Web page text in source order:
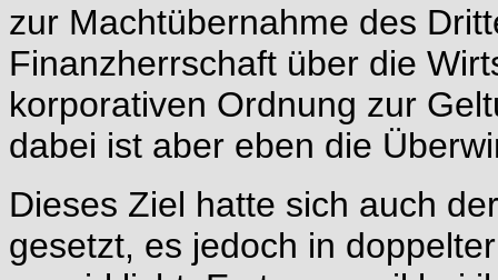
zur Machtübernahme des
Finanzherrschaft über die
korporativen Ordnung zur
dabei ist aber eben die
Dieses Ziel hatte sich auch
gesetzt, es jedoch in